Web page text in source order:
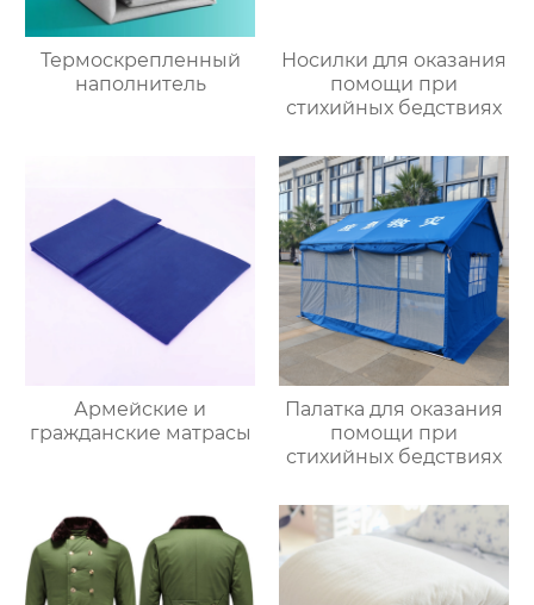
Термоскрепленный
наполнитель
Носилки для оказания
помощи при
стихийных бедствиях
Армейские и
гражданские матрасы
Палатка для оказания
помощи при
стихийных бедствиях